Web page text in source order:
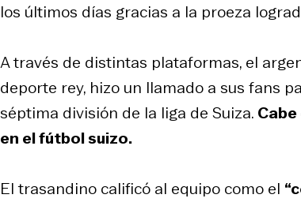
los últimos días gracias a la proeza
A través de distintas plataformas, el
deporte rey, hizo un llamado a sus fans
séptima división de la liga de Suiza.
en el fútbol suizo.
El trasandino calificó al equipo como el